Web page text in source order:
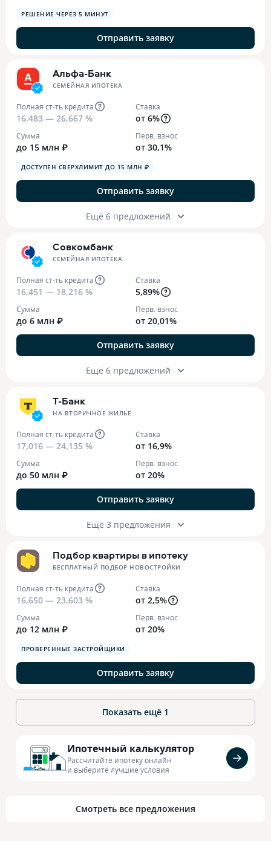
РЕШЕНИЕ ЧЕРЕЗ 5 МИНУТ
Отправить заявку
Альфа-Банк
СЕМЕЙНАЯ ИПОТЕКА
Полная ст-ть кредита
16,483 — 26,667 %
Ставка
от 6%
Сумма
до 15 млн ₽
Перв. взнос
от 30,1%
ДОСТУПЕН СВЕРХЛИМИТ ДО 15 МЛН ₽
Отправить заявку
Ещё 6 предложений
Совкомбанк
СЕМЕЙНАЯ ИПОТЕКА
Полная ст-ть кредита
16,451 — 18,216 %
Ставка
5,89%
Сумма
до 6 млн ₽
Перв. взнос
от 20,01%
Отправить заявку
Ещё 6 предложений
Т-Банк
НА ВТОРИЧНОЕ ЖИЛЬЕ
Полная ст-ть кредита
17,016 — 24,135 %
Ставка
от 16,9%
Сумма
до 50 млн ₽
Перв. взнос
от 20%
Отправить заявку
Ещё 3 предложения
Подбор квартиры в ипотеку
БЕСПЛАТНЫЙ ПОДБОР НОВОСТРОЙКИ
Полная ст-ть кредита
16,650 — 23,603 %
Ставка
от 2,5%
Сумма
до 12 млн ₽
Перв. взнос
от 20%
ПРОВЕРЕННЫЕ ЗАСТРОЙЩИКИ
Отправить заявку
Показать ещё 1
Ипотечный калькулятор
Рассчитайте ипотеку онлайн
и выберите лучшие условия
Смотреть все предложения